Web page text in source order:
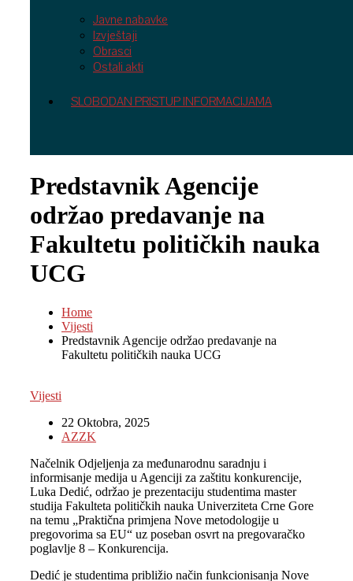
Javne nabavke
Izvještaji
Obrasci
Ostali akti
SLOBODAN PRISTUP INFORMACIJAMA
Predstavnik Agencije
održao predavanje na
Fakultetu političkih nauka
UCG
Home
Vijesti
Predstavnik Agencije održao predavanje na
Fakultetu političkih nauka UCG
Vijesti
22 Oktobra, 2025
AZZK
Načelnik Odjeljenja za međunarodnu saradnju i
informisanje medija u Agenciji za zaštitu konkurencije,
Luka Dedić, održao je prezentaciju studentima master
studija Fakulteta političkih nauka Univerziteta Crne Gore
na temu „Praktična primjena Nove metodologije u
pregovorima sa EU“ uz poseban osvrt na pregovaračko
poglavlje 8 – Konkurencija.
Dedić je studentima približio način funkcionisanja Nove